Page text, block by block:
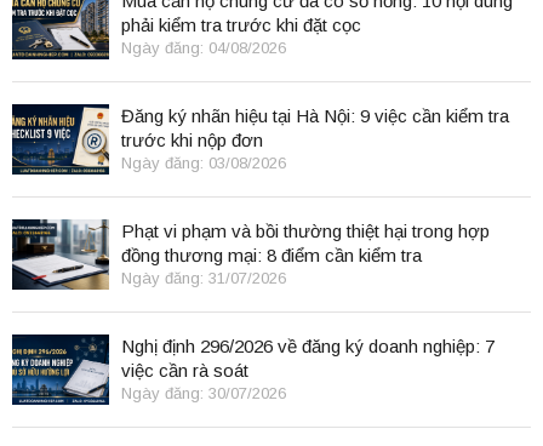
phải kiểm tra trước khi đặt cọc
Ngày đăng: 04/08/2026
Đăng ký nhãn hiệu tại Hà Nội: 9 việc cần kiểm tra
trước khi nộp đơn
Ngày đăng: 03/08/2026
Phạt vi phạm và bồi thường thiệt hại trong hợp
đồng thương mại: 8 điểm cần kiểm tra
Ngày đăng: 31/07/2026
Nghị định 296/2026 về đăng ký doanh nghiệp: 7
việc cần rà soát
Ngày đăng: 30/07/2026